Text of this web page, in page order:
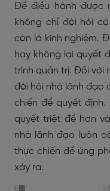
Để điều hành được
không chỉ đòi hỏi
còn là kinh nghiệm.
hay không lại quyết
trình quản trị. Đối với
đòi hỏi nhà lãnh đạo
chiến để quyết
quyết triệt để hơn
nhà lãnh đạo luôn
thực chiến để ứng
xảy ra.